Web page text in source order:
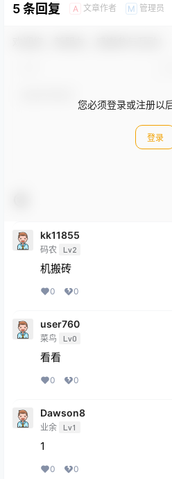
5 条回复 A 文章作者 M 管理员
您必须登录或注册以
登录
kk11855
码农 Lv2
机搬砖
0 0
user760
菜鸟 Lv0
看看
0 0
Dawson8
业余 Lv1
1
0 0